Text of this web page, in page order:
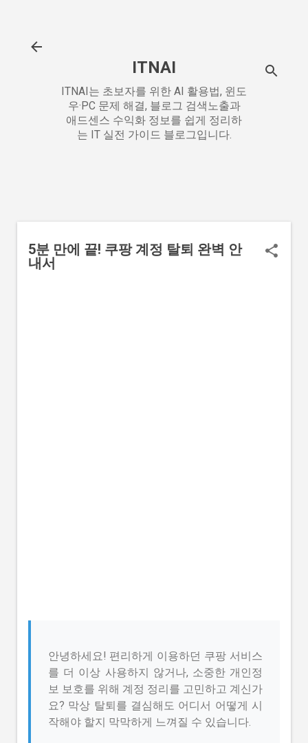
ITNAI
ITNAI는 초보자를 위한 AI 활용법, 윈도
우·PC 문제 해결, 블로그 검색노출과
애드센스 수익화 정보를 쉽게 정리하
는 IT 실전 가이드 블로그입니다.
5분 만에 끝! 쿠팡 계정 탈퇴 완벽 안
내서
안녕하세요! 편리하게 이용하던 쿠팡 서비스
를 더 이상 사용하지 않거나, 소중한 개인정
보 보호를 위해 계정 정리를 고민하고 계신가
요? 막상 탈퇴를 결심해도 어디서 어떻게 시
작해야 할지 막막하게 느껴질 수 있습니다.